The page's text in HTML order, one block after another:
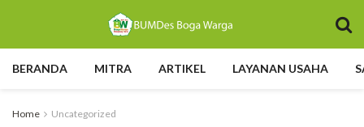
BERANDA MITRA ARTIKEL LAYANAN USAHA
Home Uncategorized